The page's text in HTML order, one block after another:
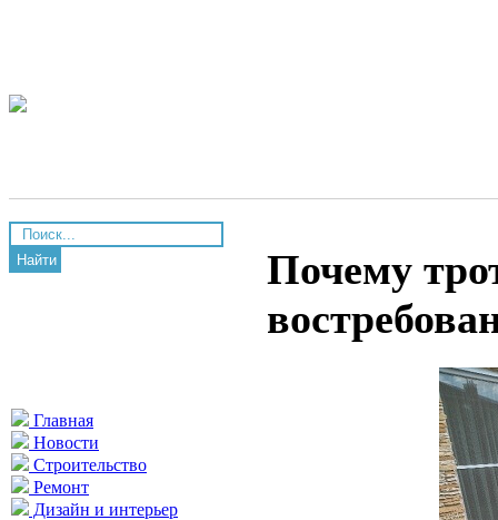
Найти
Главная
Новости
Строительство
Ремонт
Дизайн и интерьер
Почему